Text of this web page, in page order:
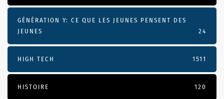
GÉNÉRATION Y: CE QUE LES JEUNES PENSENT DES
JEUNES
24
HIGH TECH 1511
HISTOIRE 120